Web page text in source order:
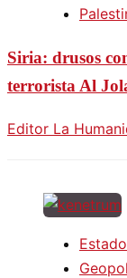
Siria: drusos
terrorista Al
Editor La